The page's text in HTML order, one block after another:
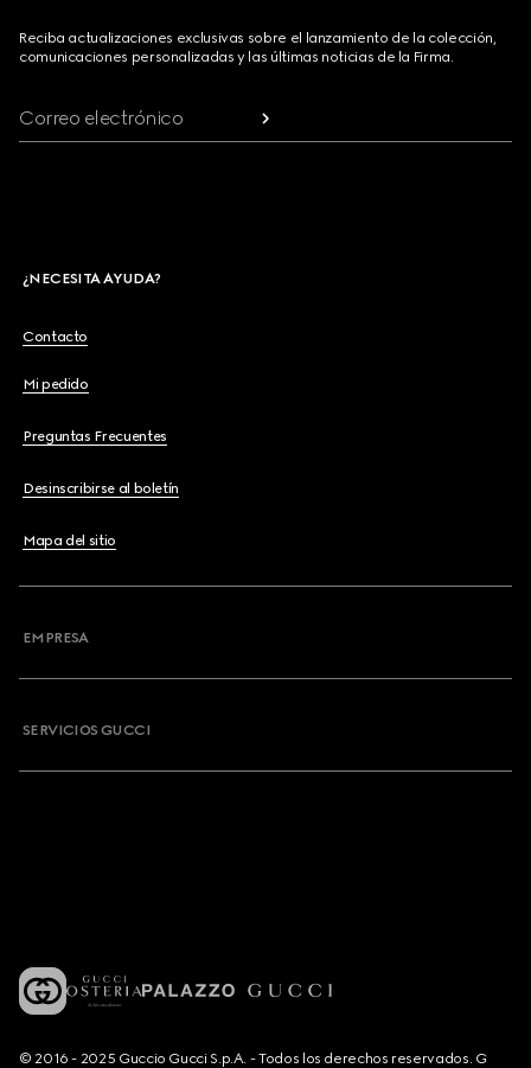
Reciba actualizaciones exclusivas sobre el lanzamiento de la colección,
comunicaciones personalizadas y las últimas noticias de la Firma.
Correo electrónico
¿NECESITA AYUDA?
Contacto
Mi pedido
Preguntas Frecuentes
Desinscribirse al boletín
Mapa del sitio
EMPRESA
SERVICIOS GUCCI
© 2016 - 2025 Guccio Gucci S.p.A. - Todos los derechos reservados. G